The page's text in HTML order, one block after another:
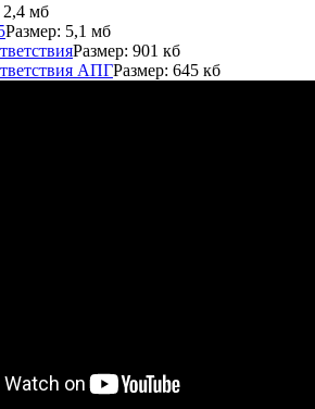
2,4 мб
Размер: 5,1 мб
Размер: 901 кб
АПГРазмер: 645 кб